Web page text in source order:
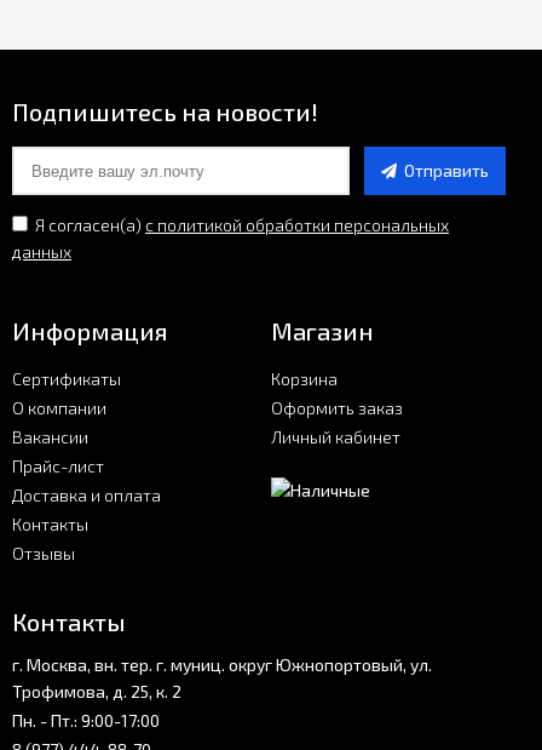
Подпишитесь на новости!
Отправить
Я согласен(a) с политикой обработки персональных
данных
Информация
Сертификаты
О компании
Вакансии
Прайс-лист
Доставка и оплата
Контакты
Отзывы
Магазин
Корзина
Оформить заказ
Личный кабинет
Контакты
г. Москва, вн. тер. г. муниц. округ Южнопортовый, ул.
Трофимова, д. 25, к. 2
Пн. - Пт.: 9:00-17:00